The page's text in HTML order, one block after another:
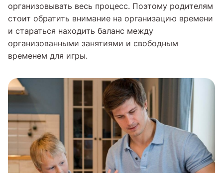
организовывать весь процесс. Поэтому родителям
стоит обратить внимание на организацию времени
и стараться находить баланс между
организованными занятиями и свободным
временем для игры.